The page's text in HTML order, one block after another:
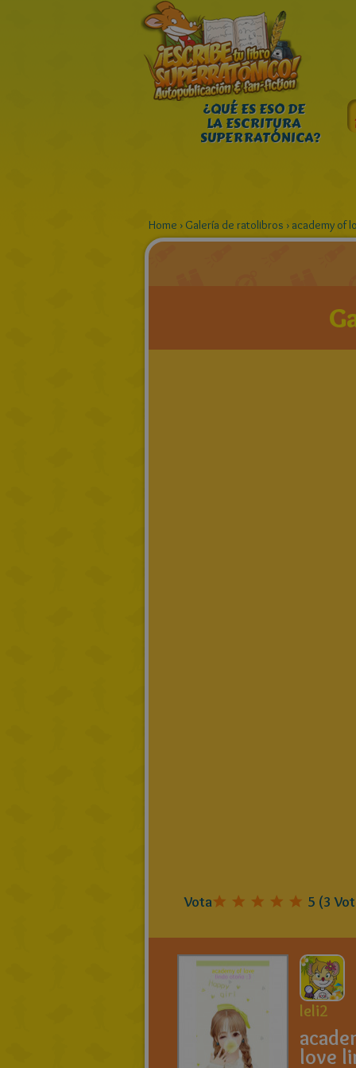
¿QUÉ ES ESO DE
LA ESCRITURA
SUPERRATÓNICA?
Home › Galería de ratolibros › academy of
Vota 5 (3
leli2
love